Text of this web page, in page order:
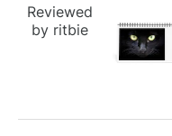
Reviewed
by ritbie